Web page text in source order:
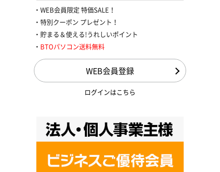
WEB会員限定 特価SALE！
特別クーポン プレゼント！
貯まる＆使える!うれしいポイント
BTOパソコン送料無料
WEB会員登録
ログインはこちら